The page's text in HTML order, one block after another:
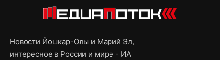
Новости Йошкар-Олы и Марий Эл,
интересное в России и мире - ИА